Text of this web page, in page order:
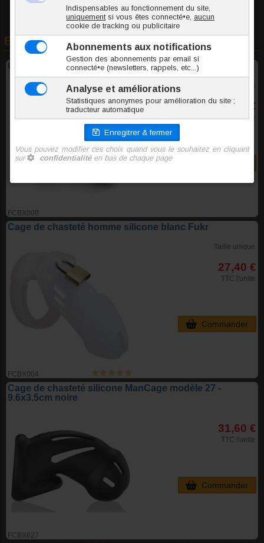
En rapport avec cet article
Cage de chasteté homme silicone noir Fukr
FCBX000
27,75 €
TTC l'unite
Cage de chasteté homme silicone blanc Fukr
FCBX004
Taille unique
27,40 €
TTC l'unite
Commander
Cage de chasteté silicone ManCage modèle 27 -
9.6x3.5cm noire
FCBX627
31,60 €
TTC l'unite
Commander